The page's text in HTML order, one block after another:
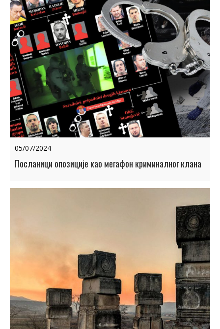
05/07/2024
Посланици опозиције као мегафон криминалног клана